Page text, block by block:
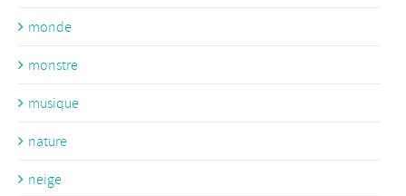
monde
monstre
musique
nature
neige